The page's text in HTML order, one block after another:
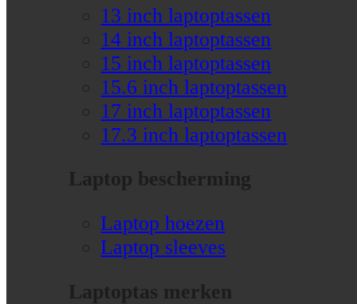
13 inch laptoptassen
14 inch laptoptassen
15 inch laptoptassen
15.6 inch laptoptassen
17 inch laptoptassen
17.3 inch laptoptassen
Laptop bescherming
Laptop hoezen
Laptop sleeves
Laptoptas merken